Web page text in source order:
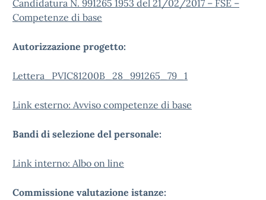
Candidatura N. 991265 1953 del 21/02/2017 – FSE –
Competenze di base
Autorizzazione progetto:
Lettera_PVIC81200B_28_991265_79_1
Link esterno: Avviso competenze di base
Bandi di selezione del personale:
Link interno: Albo on line
Commissione valutazione istanze: